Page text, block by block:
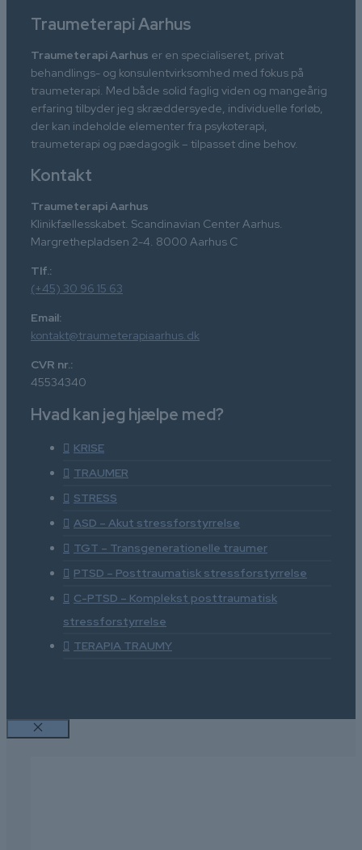
Traumeterapi Aarhus
Traumeterapi Aarhus er en specialiseret, privat
behandlings- og konsulentvirksomhed med fokus på
traumeterapi. Med både solid faglig viden og mangeårig
erfaring tilbyder jeg skræddersyede, individuelle forløb,
der kan indeholde elementer fra psykoterapi,
traumeterapi og pædagogik – tilpasset dine behov.
Kontakt
Traumeterapi Aarhus
Klinikfællesskabet. Scandinavian Center Aarhus.
Margrethepladsen 2-4. 8000 Aarhus C
Tlf.:
(+45) 30 96 15 63
Email:
kontakt@traumeterapiaarhus.dk
CVR nr.:
45534340
Hvad kan jeg hjælpe med?
KRISE
TRAUMER
STRESS
ASD – Akut stressforstyrrelse
TGT – Transgenerationelle traumer
PTSD – Posttraumatisk stressforstyrrelse
C-PTSD – Komplekst posttraumatisk
stressforstyrrelse
TERAPIA TRAUMY
Luk